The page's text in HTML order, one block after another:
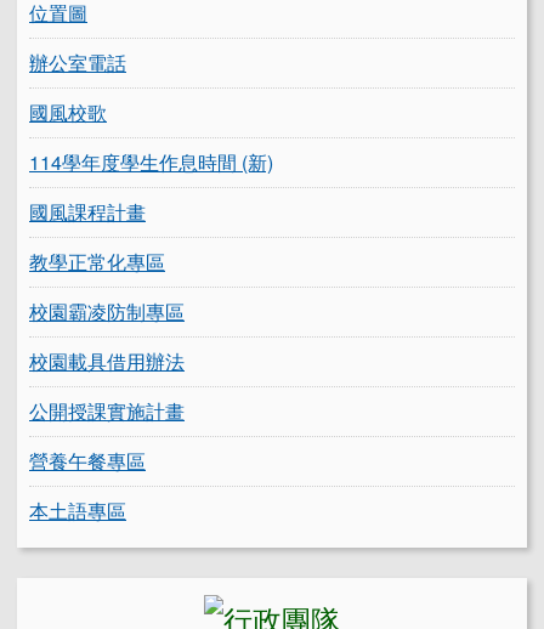
位置圖
辦公室電話
國風校歌
114學年度學生作息時間 (新)
國風課程計畫
教學正常化專區
校園霸凌防制專區
校園載具借用辦法
公開授課實施計畫
營養午餐專區
本土語專區